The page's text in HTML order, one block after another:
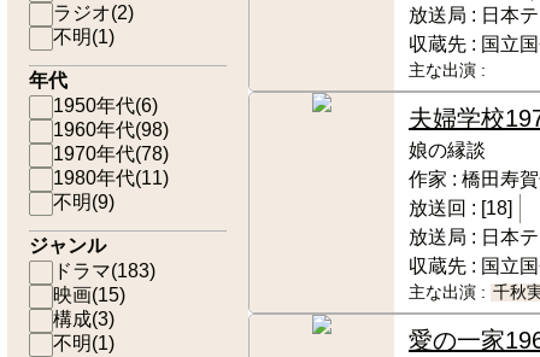
ラジオ(2)
不明(1)
年代
1950年代(6)
1960年代(98)
1970年代(78)
1980年代(11)
不明(9)
ジャンル
ドラマ(183)
映画(15)
構成(3)
不明(1)
放送局 : 日本
収蔵先 : 国立
主な出演 :
夫婦学校
娘の縁談
作家 : 橋田寿
放送回 : [18]
放送局 : 日本
収蔵先 : 国立
主な出演 : 千秋
愛の一家